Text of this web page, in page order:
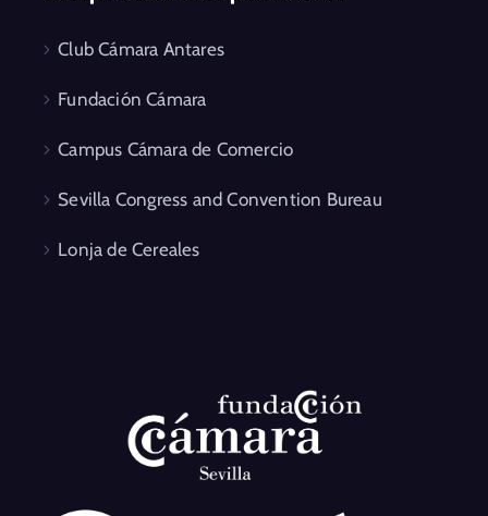
Club Cámara Antares
Fundación Cámara
Campus Cámara de Comercio
Sevilla Congress and Convention Bureau
Lonja de Cereales